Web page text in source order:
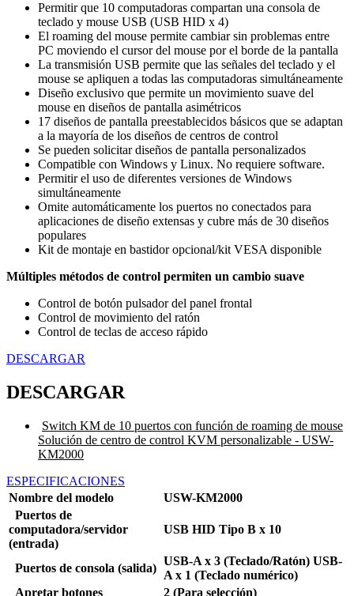
Permitir que 10 computadoras compartan una consola de
teclado y mouse USB (USB HID x 4)
El roaming del mouse permite cambiar sin problemas entre
PC moviendo el cursor del mouse por el borde de la pantalla
La transmisión USB permite que las señales del teclado y el
mouse se apliquen a todas las computadoras simultáneamente
Diseño exclusivo que permite un movimiento suave del
mouse en diseños de pantalla asimétricos
17 diseños de pantalla preestablecidos básicos que se adaptan
a la mayoría de los diseños de centros de control
Se pueden solicitar diseños de pantalla personalizados
Compatible con Windows y Linux. No requiere software.
Permitir el uso de diferentes versiones de Windows
simultáneamente
Omite automáticamente los puertos no conectados para
aplicaciones de diseño extensas y cubre más de 30 diseños
populares
Kit de montaje en bastidor opcional/kit VESA disponible
Múltiples métodos de control permiten un cambio suave
Control de botón pulsador del panel frontal
Control de movimiento del ratón
Control de teclas de acceso rápido
DESCARGAR
DESCARGAR
Switch KM de 10 puertos con función de roaming de mouse
Solución de centro de control KVM personalizable - USW-
KM2000
ESPECIFICACIONES
Nombre del modelo
USW-KM2000
Puertos de
computadora/servidor
(entrada)
USB HID Tipo B x 10
Puertos de consola (salida)
USB-A x 3 (Teclado/Ratón) USB-
A x 1 (Teclado numérico)
Apretar botones
2 (Para selección)